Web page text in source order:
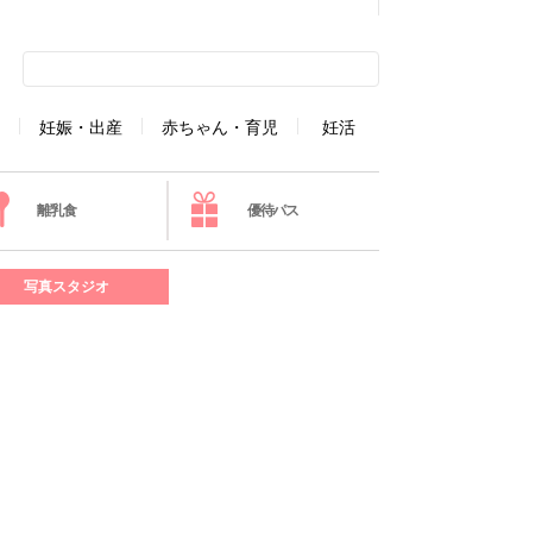
妊娠・出産 赤ちゃん・育児 妊活
離乳食 優待パス
写真スタジオ